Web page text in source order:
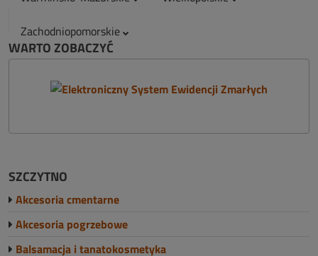
Zachodniopomorskie
WARTO ZOBACZYĆ
SZCZYTNO
Akcesoria cmentarne
Akcesoria pogrzebowe
Balsamacja i tanatokosmetyka